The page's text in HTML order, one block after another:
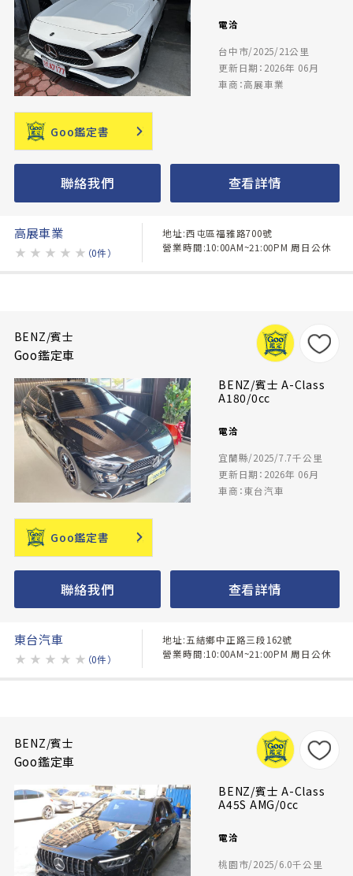
電洽
台中市/2025/21公里
更新日期：2026年 06月
車商：高展車業
Goo鑑定書
聯絡我們 查看詳情
高展車業
★ ★ ★ ★ ★ （0件）
地址:西屯區福雅路700號
營業時間:10:00AM~21:00PM 周日公休
BENZ/賓士
Goo鑑定車
BENZ/賓士 A-Class
A180/0cc
電洽
宜蘭縣/2025/7.7千公里
更新日期：2026年 06月
車商：東台汽車
Goo鑑定書
聯絡我們 查看詳情
東台汽車
★ ★ ★ ★ ★ （0件）
地址:五結鄉中正路三段162號
營業時間:10:00AM~21:00PM 周日公休
BENZ/賓士
Goo鑑定車
BENZ/賓士 A-Class
A45S AMG/0cc
電洽
桃園市/2025/6.0千公里